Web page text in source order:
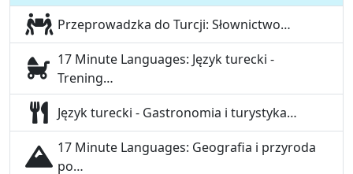
Przeprowadzka do Turcji: Słownictwo…
17 Minute Languages: Język turecki -
Trening…
Język turecki - Gastronomia i turystyka…
17 Minute Languages: Geografia i przyroda
po…